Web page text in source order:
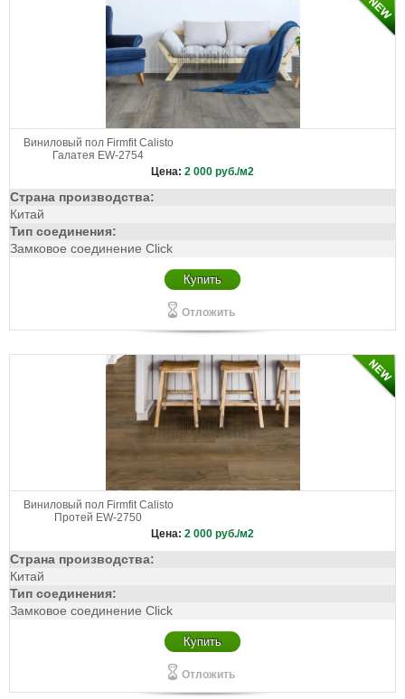
Виниловый пол Firmfit Calisto
Галатея EW-2754
Цена: 2 000 руб./м2
Страна производства:
Китай
Тип соединения:
Замковое соединение Click
Купить
Отложить
Виниловый пол Firmfit Calisto
Протей EW-2750
Цена: 2 000 руб./м2
Страна производства:
Китай
Тип соединения:
Замковое соединение Click
Купить
Отложить